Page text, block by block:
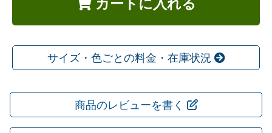
カートに入れる
サイズ・色ごとの料金・在庫状況
商品のレビューを書く